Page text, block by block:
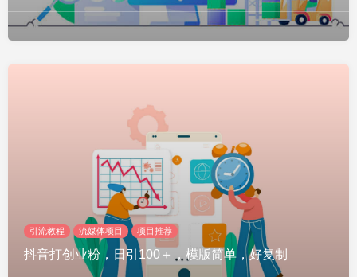
引流教程 流媒体项目 项目推荐
抖音打创业粉，日引100＋，模版简单，好复制